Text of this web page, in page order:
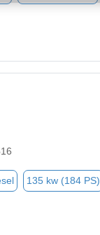
135 kw (184 PS)